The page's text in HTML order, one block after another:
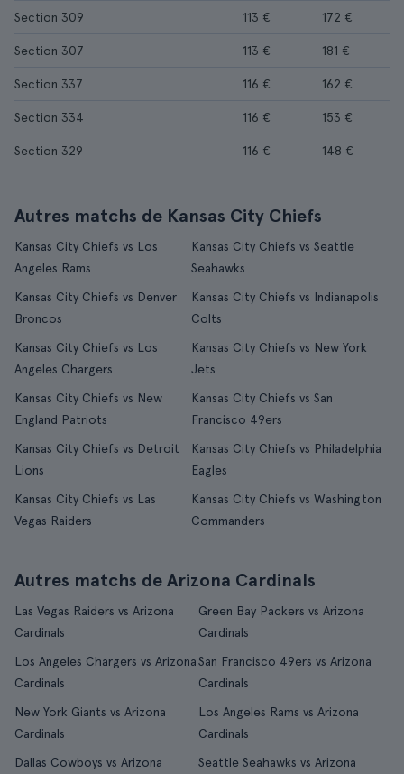
Section 309 113 € 172 €
Section 307 113 € 181 €
Section 337 116 € 162 €
Section 334 116 € 153 €
Section 329 116 € 148 €
Autres matchs de Kansas City Chiefs
Kansas City Chiefs vs Los
Angeles Rams
Kansas City Chiefs vs Seattle
Seahawks
Kansas City Chiefs vs Denver
Broncos
Kansas City Chiefs vs Indianapolis
Colts
Kansas City Chiefs vs Los
Angeles Chargers
Kansas City Chiefs vs New York
Jets
Kansas City Chiefs vs New
England Patriots
Kansas City Chiefs vs San
Francisco 49ers
Kansas City Chiefs vs Detroit
Lions
Kansas City Chiefs vs Philadelphia
Eagles
Kansas City Chiefs vs Las
Vegas Raiders
Kansas City Chiefs vs Washington
Commanders
Autres matchs de Arizona Cardinals
Las Vegas Raiders vs Arizona
Cardinals
Green Bay Packers vs Arizona
Cardinals
Los Angeles Chargers vs Arizona
Cardinals
San Francisco 49ers vs Arizona
Cardinals
New York Giants vs Arizona
Cardinals
Los Angeles Rams vs Arizona
Cardinals
Dallas Cowboys vs Arizona
Seattle Seahawks vs Arizona